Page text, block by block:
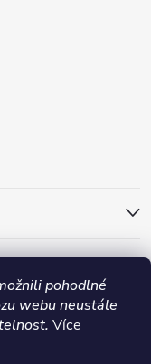
pohodlné
webu neustále
Více